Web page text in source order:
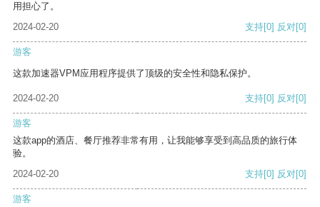
用担心了。
2024-02-20
支持[0] 反对[0]
游客
这款加速器VPM应用程序提供了顶级的安全性和隐私保护。
2024-02-20 支持[0] 反对[0]
游客
这款app的酒店、餐厅推荐非常有用，让我能够享受到高品质的旅行体
验。
2024-02-20
支持[0] 反对[0]
游客